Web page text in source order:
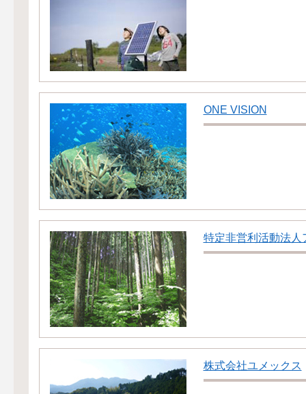
ONE VISION
特定非営利活動法人
株式会社ユメックス